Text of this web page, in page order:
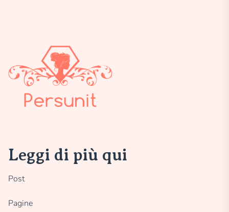
Leggi di più qui
Post
Pagine